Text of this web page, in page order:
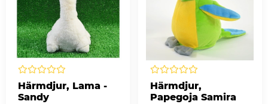
Härmdjur, Lama -
Sandy
Härmdjur,
Papegoja Samira